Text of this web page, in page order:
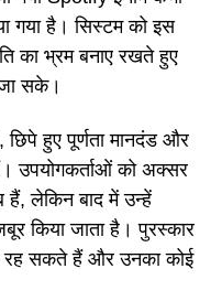
गया है। सिस्टम को इस
का भ्रम बनाए रखते हुए
जा सके।
हुए पूर्णता मानदंड और
उपयोगकर्ताओं को अक्सर
हैं, लेकिन बाद में उन्हें
किया जाता है। पुरस्कार
रह सकते हैं और उनका कोई